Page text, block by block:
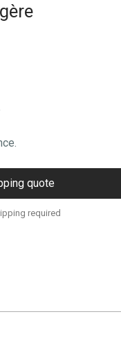
quote
required